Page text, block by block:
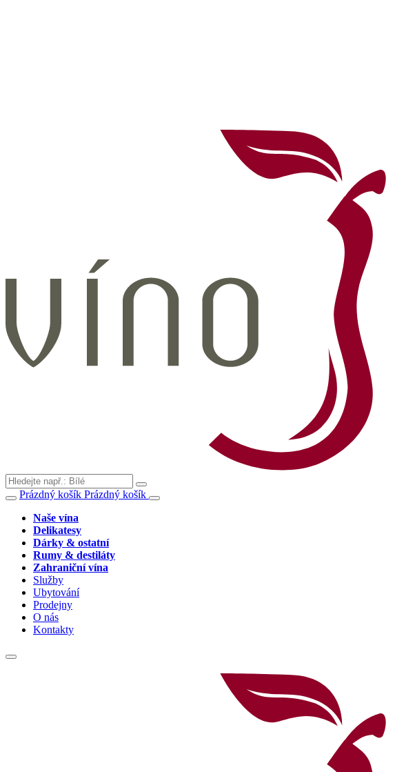
Prázdný košík Prázdný košík
Naše vína
Delikatesy
Dárky & ostatní
Rumy & destiláty
Zahraniční vína
Služby
Ubytování
Prodejny
O nás
Kontakty